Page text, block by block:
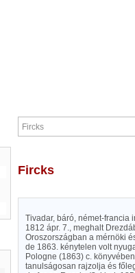
Fircks
Tivadar, báró, német-francia
1812 ápr. 7., meghalt
Oroszországban a mérnöki
de 1863. kénytelen volt
Pologne (1863) c.
tanulságosan rajzolja és